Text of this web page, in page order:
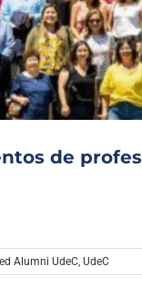
Archivo
de
Alumni UdeC, UdeC